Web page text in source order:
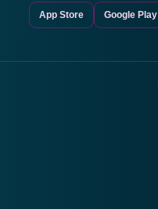
App Store Google Play